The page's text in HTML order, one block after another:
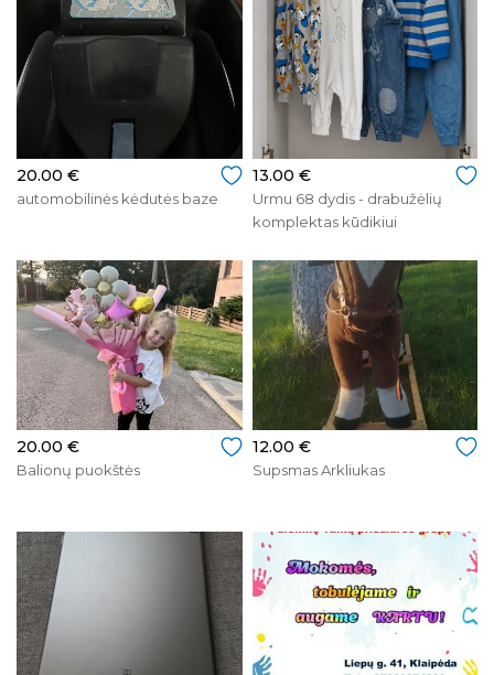
20.00 €
automobilinės kėdutės baze
13.00 €
Urmu 68 dydis - drabužėlių
komplektas kūdikiui
20.00 €
Balionų puokštės
12.00 €
Supsmas Arkliukas